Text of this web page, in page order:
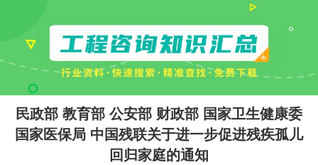
民政部 教育部 公安部 财政部 国家卫生健康委
国家医保局 中国残联关于进一步促进残疾孤儿
回归家庭的通知